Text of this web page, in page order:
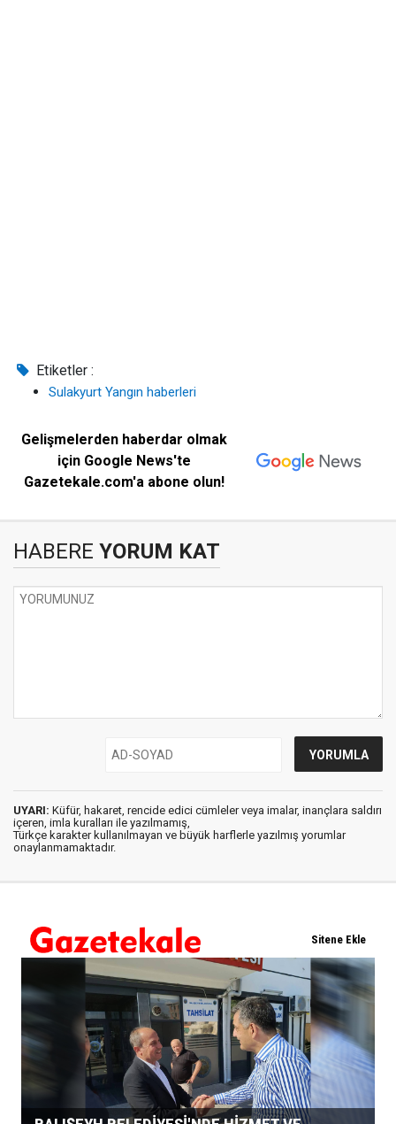
Etiketler :
Sulakyurt Yangın haberleri
Gelişmelerden haberdar olmak
için Google News'te
Gazetekale.com'a abone olun!
HABERE YORUM KAT
UYARI: Küfür, hakaret, rencide edici cümleler veya imalar, inançlara saldırı
içeren, imla kuralları ile yazılmamış,
Türkçe karakter kullanılmayan ve büyük harflerle yazılmış yorumlar
onaylanmamaktadır.